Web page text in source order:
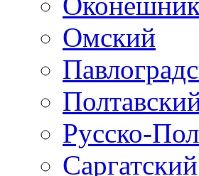
Омский
Русско-
Саргатский